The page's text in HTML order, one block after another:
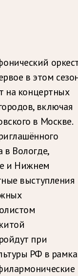
в этом
на концертных
включая
в Москве.
в Вологде,
и Нижнем
выступления
при
РФ в